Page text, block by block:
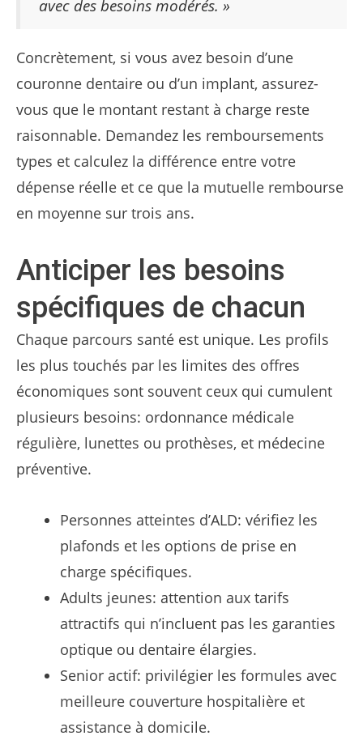
avec des besoins modérés. »
Concrètement, si vous avez besoin d’une
couronne dentaire ou d’un implant, assurez-
vous que le montant restant à charge reste
raisonnable. Demandez les remboursements
types et calculez la différence entre votre
dépense réelle et ce que la mutuelle rembourse
en moyenne sur trois ans.
Anticiper les besoins
spécifiques de chacun
Chaque parcours santé est unique. Les profils
les plus touchés par les limites des offres
économiques sont souvent ceux qui cumulent
plusieurs besoins: ordonnance médicale
régulière, lunettes ou prothèses, et médecine
préventive.
Personnes atteintes d’ALD: vérifiez les
plafonds et les options de prise en
charge spécifiques.
Adults jeunes: attention aux tarifs
attractifs qui n’incluent pas les garanties
optique ou dentaire élargies.
Senior actif: privilégier les formules avec
meilleure couverture hospitalière et
assistance à domicile.